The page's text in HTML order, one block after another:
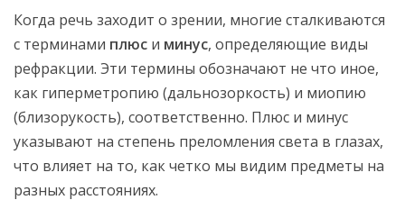
Когда речь заходит о зрении, многие сталкиваются
с терминами плюс и минус, определяющие виды
рефракции. Эти термины обозначают не что иное,
как гиперметропию (дальнозоркость) и миопию
(близорукость), соответственно. Плюс и минус
указывают на степень преломления света в глазах,
что влияет на то, как четко мы видим предметы на
разных расстояниях.